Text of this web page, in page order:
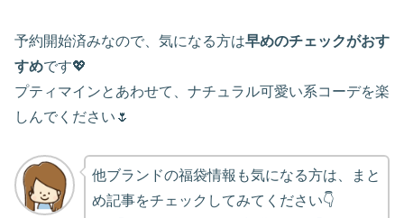
予約開始済みなので、気になる方は早めのチェックがおす
すめです💖
プティマインとあわせて、ナチュラル可愛い系コーデを楽
しんでください🌷
他ブランドの福袋情報も気になる方は、まと
め記事をチェックしてみてください👇